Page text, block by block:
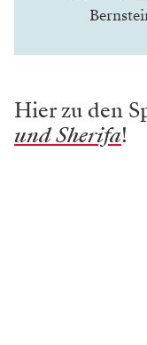
Hier zu den
und Sherifa!